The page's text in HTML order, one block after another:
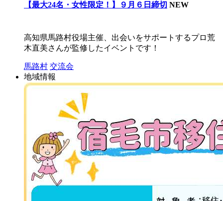
【最大24名・女性限定！】９月６日締切 NEW
高知県馬路村役場主催、出会いをサポートするプロ荒
木直美さんが監修したイベントです！
馬路村 交流会
地域情報